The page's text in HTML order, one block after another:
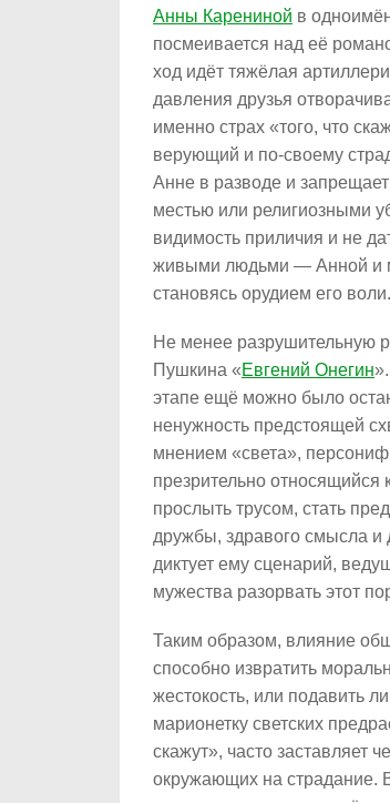
Анны Карениной в
посмеивается над её
ход идёт тяжёлая
давления друзья
именно страх «того, что
верующий и по-своему
Анне в разводе и
местью или религиозными
видимость приличия и не
живыми людьми — Анной и
становясь орудием его воли.
Не менее разрушительную
Пушкина «Евгений Онегин
этапе ещё можно было
ненужность предстоящей
мнением «света»,
презрительно относящийся
прослыть трусом, стать
дружбы, здравого смысла и
диктует ему сценарий,
мужества разорвать этот
Таким образом, влияние
способно извратить
жестокость, или подавить
марионетку светских
скажут», часто заставляет
окружающих на страдание.